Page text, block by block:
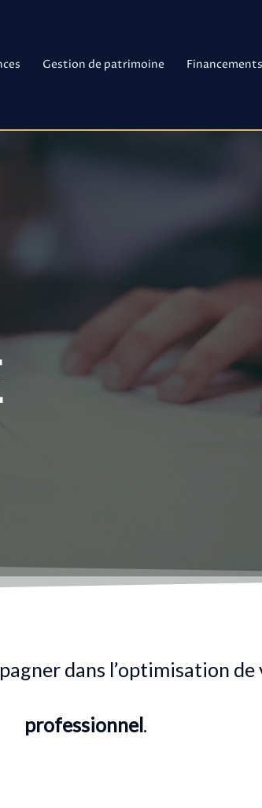
Gestion de patrimoine Financements
dans l’optimisation
professionnel.